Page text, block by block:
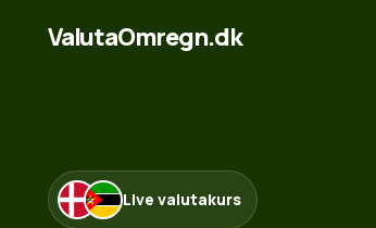
ValutaOmregn.dk
Live valutakurs